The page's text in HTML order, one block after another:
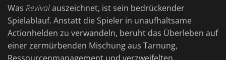
Was Revivalauszeichnet, ist sein bedrückender
Spielablauf. Anstatt die Spieler in unaufhaltsame
Actionhelden zu verwandeln, beruht das Überleben auf
einer zermürbenden Mischung aus Tarnung,